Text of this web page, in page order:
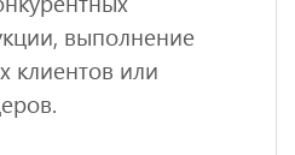
выполнение
клиентов или